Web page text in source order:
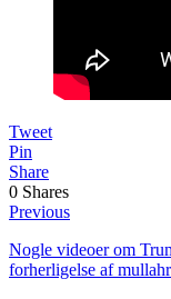
Tweet
Pin
Share
0 Shares
Previous
Nogle videoer om
forherligelse af